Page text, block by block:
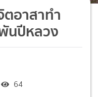
อาสาทำ
นปีหลวง
64